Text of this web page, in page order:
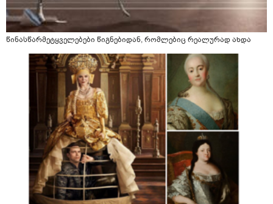
წინასწარმეტყველებები წიგნებიდან, რომლებიც რეალურად ახდა